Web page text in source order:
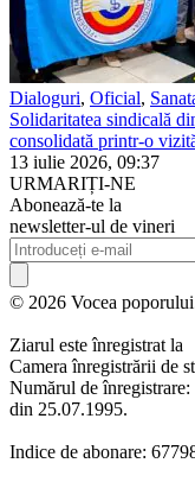
Dialoguri, Oficial,
Solidaritatea sindicală
consolidată printr-o
13 iulie 2026, 09:37
URMARIȚI-NE
Abonează-te la
newsletter-ul de vineri
© 2026 Vocea
Ziarul este înregistrat la
Camera înregistrării de
Numărul de
din 25.07.1995.
Indice de abonare: